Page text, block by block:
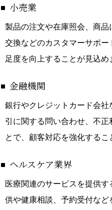
小売業
製品の注文や在庫照会、商品
交換などのカスタマーサポ
足度を向上することが見込め
金融機関
銀行やクレジットカード会
引に関する問い合わせ、不
とで、顧客対応を強化するこ
ヘルスケア業界
医療関連のサービスを提供
供や健康相談、予約受付な